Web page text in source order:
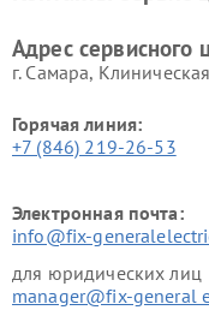
Адрес сервисного
г. Самара,
Горячая линия:
+7 (846) 219-26-53
Электронная почта:
info@fix-
для юридических лиц
manager@fix-general